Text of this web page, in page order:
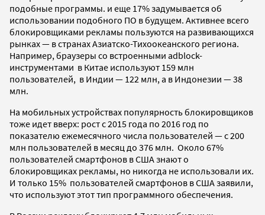
подобные программы. и еще 17% задумывается об
использовании подобного ПО в будущем. Активнее всего
блокировщиками рекламы пользуются на развивающихся
рынках — в странах Азиатско-Тихоокеанского региона.
Например, браузеры со встроенными adblock-
инструментами в Китае используют 159 млн
пользователей, в Индии — 122 млн, а в Индонезии — 38
млн.
На мобильных устройствах популярность блокировщиков
тоже идет вверх: рост с 2015 года по 2016 год по
показателю ежемесячного числа пользователей — с 200
млн пользователей в месяц до 376 млн. Около 67%
пользователей смартфонов в США знают о
блокировщиках рекламы, но никогда не использовали их.
И только 15% пользователей смартфонов в США заявили,
что используют этот тип программного обеспечения.